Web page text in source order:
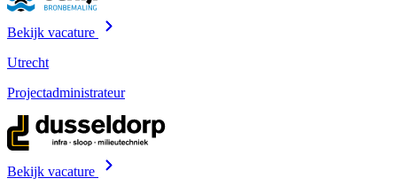
Bekijk vacature
Utrecht
Projectadministrateur
Bekijk vacature